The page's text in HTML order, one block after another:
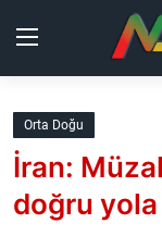
Kurdistan
Bölgeler
Orta Doğu
İran:
doğru yola